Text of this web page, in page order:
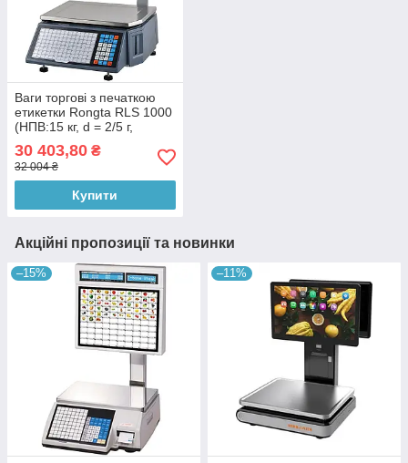
Ваги торгові з печаткою
етикетки Rongta RLS 1000
(НПВ:15 кг, d = 2/5 г,
стійка)
30 403,80 ₴
32 004 ₴
Купити
Акційні пропозиції та новинки
–15% –11%